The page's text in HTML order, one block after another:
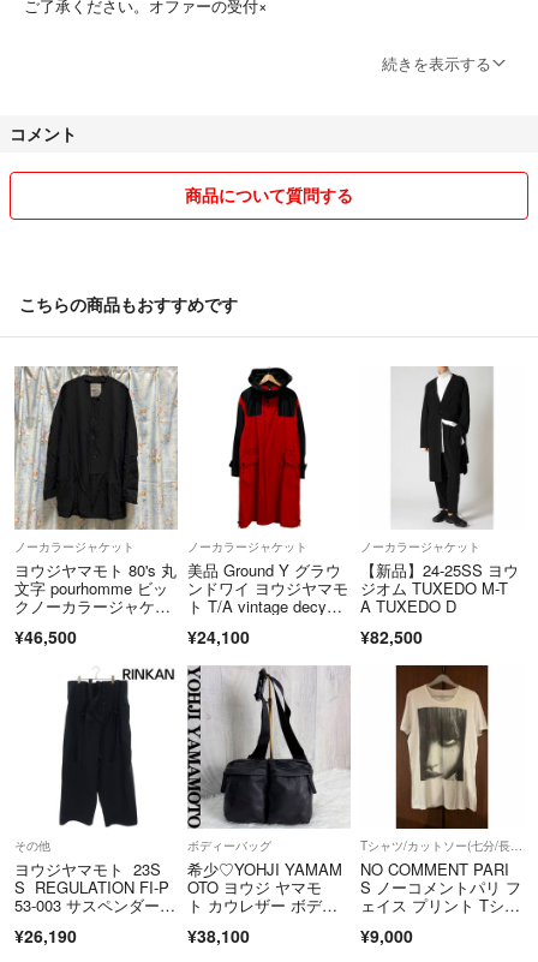
カラー
白
素材
ナイロン
ポリウレタン
状態
ご了承ください。オファーの受付×
サイズ感、幅等の追加も基本的に出来ませんので
あまりにもサイズ幅の変更がありましたらご購入後に
メッセージの方にご連絡させて頂きます
評価の通り
忙しい故に見落とし部分もございますので
又悪い評価をしっかりと受け取り
次回から無いよう努めさせて頂きます。
ヨウジヤマモト・イッセイミヤケ・コム・デ・ギャルソン
を主に好んで買っておりますので出品もその傾向があります。自分で買
った物を好んで着ているのですがクローゼットに長年閉まったままだっ
たりサイズ感が合わなかったりで要らなくなった物やたまに身内の物も
出品しております。入れ替わりが激しい為断捨離など使わなくなった場
合出品しておりますので宜しければフォローよろしくお願いします。出
品物は長年使っていた物、生活必需品物、着用物、コレクションを出品
しております。
※私物の物の素人採寸、色味、サイズ感記載となりますので
ご了承ください。
私物、長年使っていた生活必需品、採寸が合わなかった物、買ったけど
似合わない、眠っている物を安価で出品をしております、気になる方は
フォローの方よろしくお願い致します。自身が複数回着用しております
続きを表示する
コメント
商品について質問する
こちらの商品もおすすめです
ノーカラージャケット
ヨウジヤマモト 80's 丸
文字 pourhomme ビッ
クノーカラージャケッ
¥46,500
ノーカラージャケット
美品 Ground Y グラウ
ンドワイ ヨウジヤマモ
ト T/A vintage decyn
ート GE-C10-500 サイ
ド メンズ 古着 中古 U
SED
¥24,100
ノーカラージャケット
【新品】24-25SS ヨウ
ジオム TUXEDO M-T
A TUXEDO D
¥82,500
その他
ヨウジヤマモト 23S
S REGULATION FI-P
53-003 サスペンダーミ
パンツ メンズ 3
¥26,190
ボディーバッグ
希少♡YOHJI YAMAM
OTO ヨウジ ヤマモ
ト カウレザー ボディ
¥38,100
Tシャツ/カットソー(七分/長袖)
NO COMMENT PARI
S ノーコメントパリ フ
ェイス プリント Tシャ
¥9,000